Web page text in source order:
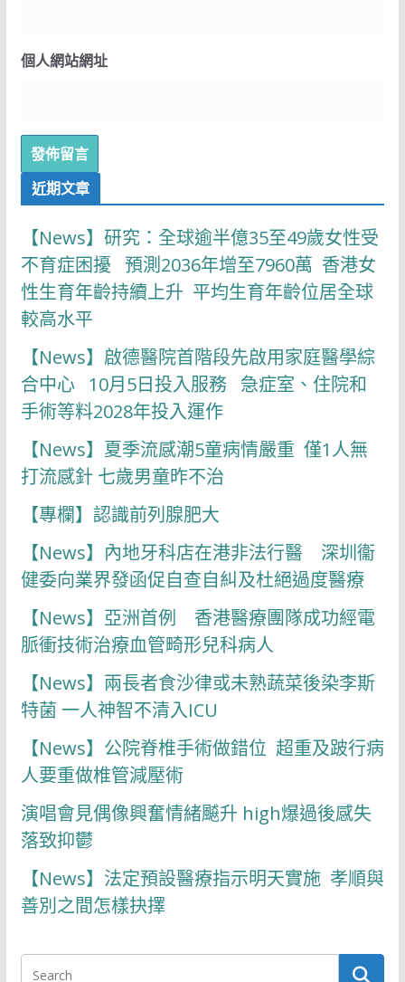
個人網站網址
近期文章
【News】研究：全球逾半億35至49歲女性受
不育症困擾 預測2036年增至7960萬 香港女
性生育年齡持續上升 平均生育年齡位居全球
較高水平
【News】啟德醫院首階段先啟用家庭醫學綜
合中心 10月5日投入服務 急症室、住院和
手術等料2028年投入運作
【News】夏季流感潮5童病情嚴重 僅1人無
打流感針 七歲男童昨不治
【專欄】認識前列腺肥大
【News】內地牙科店在港非法行醫 深圳衞
健委向業界發函促自查自糾及杜絕過度醫療
【News】亞洲首例 香港醫療團隊成功經電
脈衝技術治療血管畸形兒科病人
【News】兩長者食沙律或未熟蔬菜後染李斯
特菌 一人神智不清入ICU
【News】公院脊椎手術做錯位 超重及跛行病
人要重做椎管減壓術
演唱會見偶像興奮情緒飇升 high爆過後感失
落致抑鬱
【News】法定預設醫療指示明天實施 孝順與
善別之間怎樣抉擇